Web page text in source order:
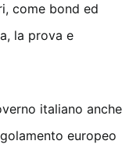
come bond ed
la prova e
italiano anche
europeo